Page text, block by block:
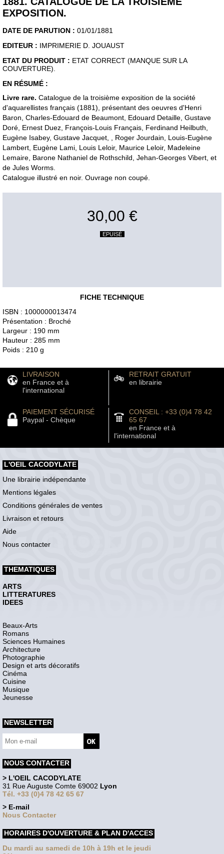
EXPOSITION.
DATE DE PARUTION : 01/01/1881
EDITEUR : IMPRIMERIE D. JOUAUST
ETAT DU PRODUIT : ETAT CORRECT (MANQUE SUR LA
COUVERTURE).
EN RÉSUMÉ :
Livre rare. Catalogue de la troisième exposition de la société
d'aquarellistes français (1881), présentant des oeuvres d'Henri
Baron, Charles-Edouard de Beaumont, Edouard Detaille, Gustave
Doré, Ernest Duez, François-Louis Français, Ferdinand Heilbuth,
Eugène Isabey, Gustave Jacquet, , Roger Jourdain, Louis-Eugène
Lambert, Eugène Lami, Louis Leloir, Maurice Leloir, Madeleine
Lemaire, Barone Nathaniel de Rothschild, Jehan-Georges Vibert, et
de Jules Worms.
Catalogue illustré en noir. Ouvrage non coupé.
30,00 €
EPUISÉ
FICHE TECHNIQUE
ISBN : 1000000013474
Présentation : Broché
Largeur : 190 mm
Hauteur : 285 mm
Poids : 210 g
LIVRAISON
en France et à
l'international
RETRAIT GRATUIT
en librairie
PAIEMENT SÉCURISÉ
Paypal - Chèque
CONSEIL : +33 (0)4 78 42
65 67
en France et à
l'international
L'OEIL CACODYLATE
Une librairie indépendante
Mentions légales
Conditions générales de ventes
Livraison et retours
Aide
Nous contacter
THEMATIQUES
ARTS
LITTERATURES
IDEES
Beaux-Arts
Romans
Sciences Humaines
Architecture
Photographie
Design et arts décoratifs
Cinéma
Cuisine
Musique
Jeunesse
NEWSLETTER
NOUS CONTACTER
> L'OEIL CACODYLATE
31 Rue Auguste Comte 69002 Lyon
Tél. +33 (0)4 78 42 65 67
> E-mail
Nous Contacter
HORAIRES D'OUVERTURE & PLAN D'ACCES
Du mardi au samedi de 10h à 19h et le jeudi